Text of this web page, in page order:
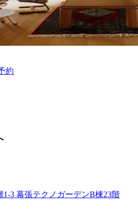
約
3 幕張テクノガーデンB棟23階